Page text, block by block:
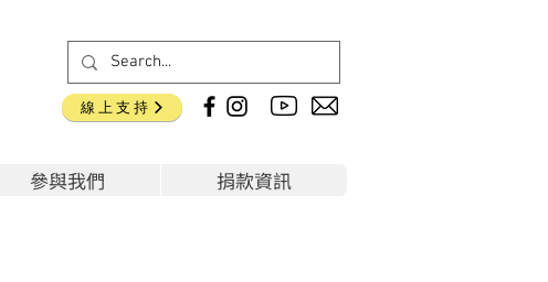
線上支持
參與我們 捐款資訊